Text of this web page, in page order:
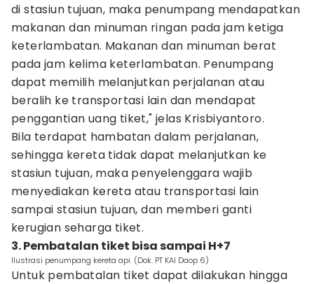
di stasiun tujuan, maka penumpang mendapatkan
makanan dan minuman ringan pada jam ketiga
keterlambatan. Makanan dan minuman berat
pada jam kelima keterlambatan. Penumpang
dapat memilih melanjutkan perjalanan atau
beralih ke transportasi lain dan mendapat
penggantian uang tiket," jelas Krisbiyantoro.
Bila terdapat hambatan dalam perjalanan,
sehingga kereta tidak dapat melanjutkan ke
stasiun tujuan, maka penyelenggara wajib
menyediakan kereta atau transportasi lain
sampai stasiun tujuan, dan memberi ganti
kerugian seharga tiket.
3. Pembatalan tiket bisa sampai H+7
Ilustrasi penumpang kereta api. (Dok. PT KAI Daop 6)
Untuk pembatalan tiket dapat dilakukan hingga